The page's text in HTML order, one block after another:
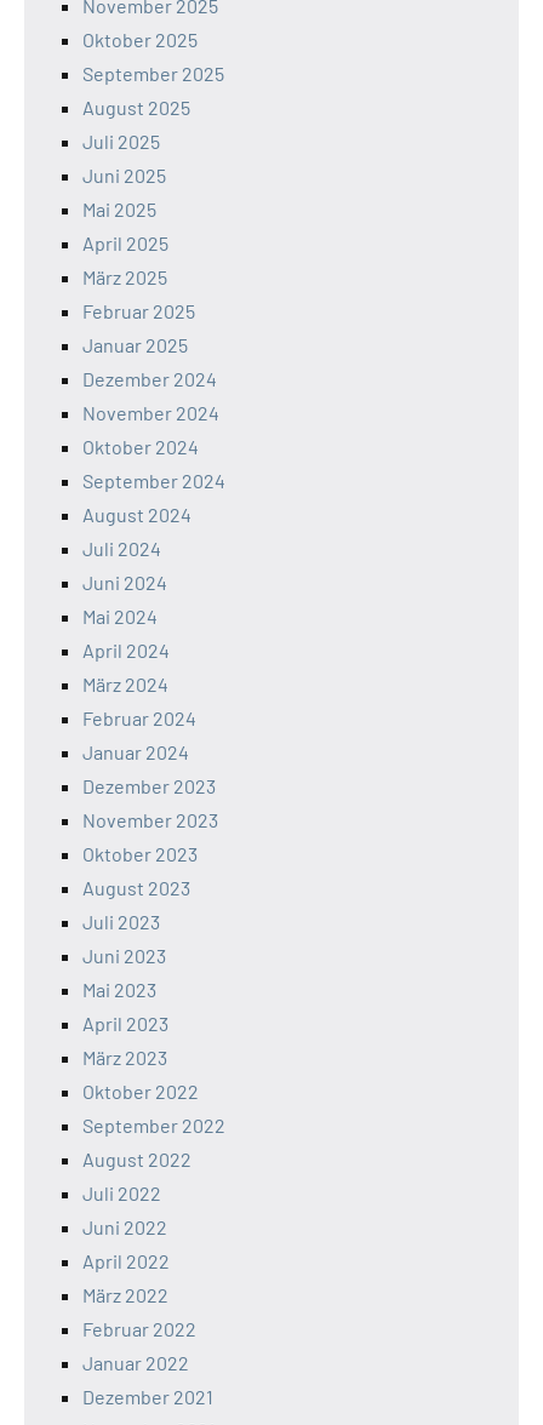
November 2025
Oktober 2025
September 2025
August 2025
Juli 2025
Juni 2025
Mai 2025
April 2025
März 2025
Februar 2025
Januar 2025
Dezember 2024
November 2024
Oktober 2024
September 2024
August 2024
Juli 2024
Juni 2024
Mai 2024
April 2024
März 2024
Februar 2024
Januar 2024
Dezember 2023
November 2023
Oktober 2023
August 2023
Juli 2023
Juni 2023
Mai 2023
April 2023
März 2023
Oktober 2022
September 2022
August 2022
Juli 2022
Juni 2022
April 2022
März 2022
Februar 2022
Januar 2022
Dezember 2021